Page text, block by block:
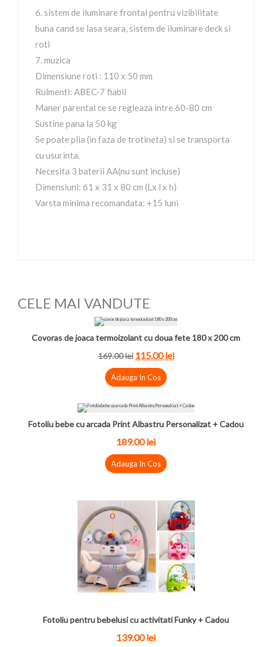
6. sistem de iluminare frontal pentru vizibilitate
buna cand se lasa seara, sistem de iluminare deck si
roti
7. muzica
Dimensiune roti : 110 x 50 mm
Rulmenti: ABEC-7 fiabil
Maner parental ce se regleaza intre 60-80 cm
Sustine pana la 50 kg
Se poate plia (in faza de trotineta) si se transporta
cu usurinta.
Necesita 3 baterii AA(nu sunt incluse)
Dimensiuni: 61 x 31 x 80 cm (Lx l x h)
Varsta minima recomandata: +15 luni
CELE MAI VANDUTE
Covoras de joaca termoizolant cu doua fete 180 x 200 cm
169.00lei 115.00lei
Adauga In Cos
Fotoliu bebe cu arcada Print Albastru Personalizat + Cadou
189.00lei
Adauga In Cos
Fotoliu pentru bebelusi cu activitati Funky + Cadou
139.00lei